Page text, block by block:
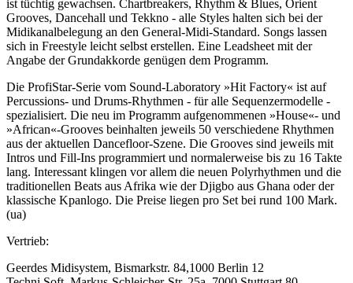
ist tüchtig gewachsen. Chartbreakers, Rhythm & Blues, Orient
Grooves, Dancehall und Tekkno - alle Styles halten sich bei der
Midikanalbelegung an den General-Midi-Standard. Songs lassen
sich in Freestyle leicht selbst erstellen. Eine Leadsheet mit der
Angabe der Grundakkorde genügen dem Programm.
Die ProfiStar-Serie vom Sound-Laboratory »Hit Factory« ist auf
Percussions- und Drums-Rhythmen - für alle Sequenzermodelle -
spezialisiert. Die neu im Programm aufgenommenen »House«- und
»African«-Grooves beinhalten jeweils 50 verschiedene Rhythmen
aus der aktuellen Dancefloor-Szene. Die Grooves sind jeweils mit
Intros und Fill-Ins programmiert und normalerweise bis zu 16 Takte
lang. Interessant klingen vor allem die neuen Polyrhythmen und die
traditionellen Beats aus Afrika wie der Djigbo aus Ghana oder der
klassische Kpanlogo. Die Preise liegen pro Set bei rund 100 Mark.
(ua)
Vertrieb:
Geerdes Midisystem, Bismarkstr. 84,1000 Berlin 12